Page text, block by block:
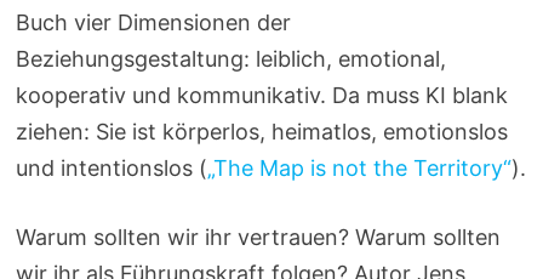
Buch vier Dimensionen der
Beziehungsgestaltung: leiblich, emotional,
kooperativ und kommunikativ. Da muss KI blank
ziehen: Sie ist körperlos, heimatlos, emotionslos
und intentionslos („The Map is not the Territory“).
Warum sollten wir ihr vertrauen? Warum sollten
wir ihr als Führungskraft folgen? Autor Jens